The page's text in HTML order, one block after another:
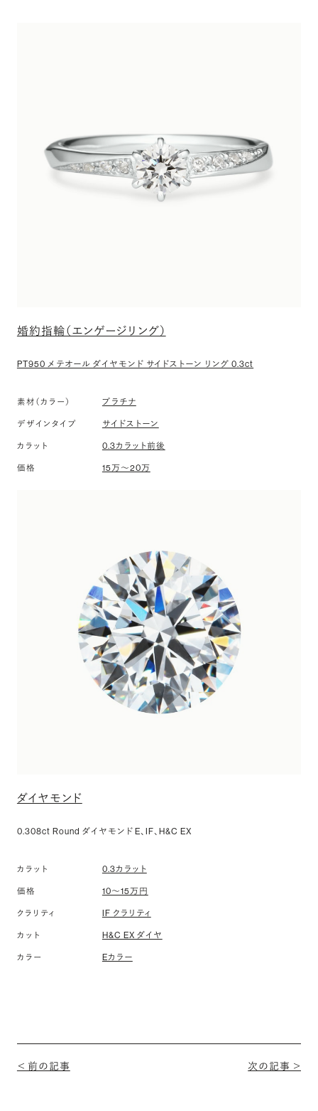
婚約指輪（エンゲージリング）
PT950 メテオール ダイヤモンド サイドストーン リング 0.3ct
素材（カラー） プラチナ
デザインタイプ サイドストーン
カラット 0.3カラット前後
価格 15万〜20万
ダイヤモンド
0.308ct Round ダイヤモンド E、IF、H&C EX
カラット 0.3カラット
価格 10〜15万円
クラリティ IF クラリティ
カット H&C EX ダイヤ
カラー Eカラー
＜ 前の記事 次の記事 ＞